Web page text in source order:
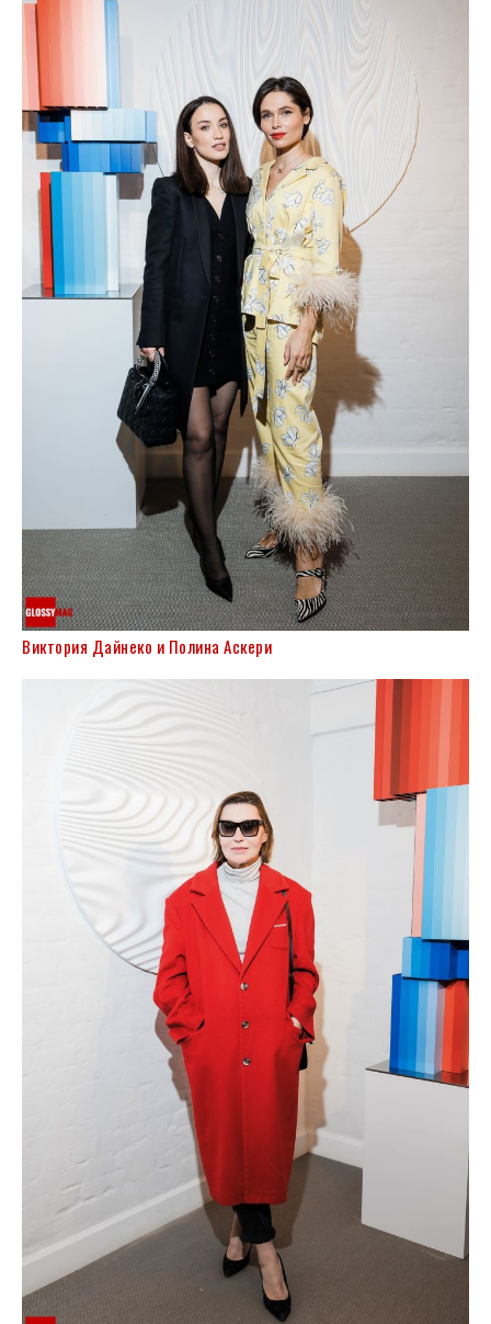
Виктория Дайнеко и Полина Аскери